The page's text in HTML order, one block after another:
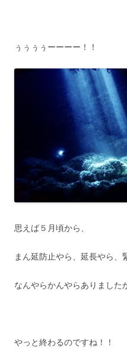
ぅぅぅぅーーーー！！
思えば５月頃から、
まん延防止やら、延長やら、
なんやらかんやらありました
やっと終わるのですね！！